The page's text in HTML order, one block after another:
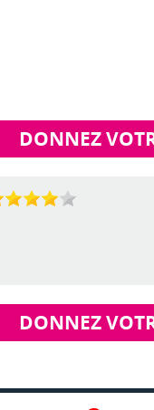
DONNEZ
DONNEZ